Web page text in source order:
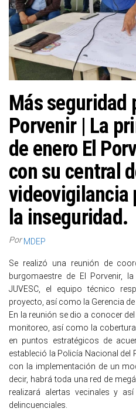
Más seguridad
Porvenir | La
de enero El
con su central
videovigilancia
la inseguridad.
Por MDEP
Se realizó una reunión de
burgomaestre de El Porvenir,
JUVESC, el equipo técnico
proyecto, así como la Gerencia de
En la reunión se dio a conocer
monitoreo, así como la
en puntos estratégicos de
estableció la Policía Nacional del
con la implementación de un
decir, habrá toda una red de
realizará alertas vecinales y
delincuenciales.